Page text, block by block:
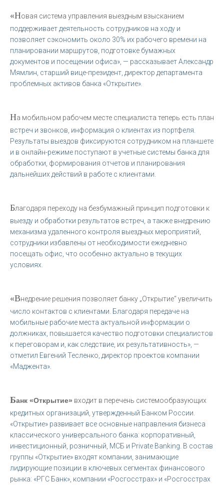
«Новая система управления выездным взысканием
поддерживает деятельность сотрудников на ходу и
позволяет сэкономить около 30% их рабочего времени на
планировании маршрутов, подготовке бумажных
документов и посещении офиса», — рассказывает Александр
Мямлин, старший вице-президент, директор департамента
проблемных активов банка «Открытие».
На мобильном рабочем месте специалиста теперь есть план
встреч и звонков, информация о клиентах из портфеля.
Результаты выездов фиксируются сотрудником на планшете
и в онлайн-режиме поступают в учетные системы банка для
обработки, формирования отчетов и планирования
дальнейших действий в работе с клиентами.
Благодаря переходу на безбумажный принцип подготовки к
выезду и обработки результатов встреч, а также внедрению
механизма удаленного контроля выездных мероприятий,
сотрудники избавлены от необходимости ежедневно
посещать офис, что особенно актуально в текущих
условиях.
«Внедрение решения позволяет банку „Открытие“ увеличить
число контактов с клиентами. Благодаря передаче на
мобильные рабочие места актуальной информации о
должниках, повышается качество подготовки специалистов
к переговорам и, как следствие, их результативность», —
отметил Евгений Тесленко, директор проектов компании
«Маджента».
Банк «Открытие» входит в перечень системообразующих
кредитных организаций, утвержденный Банком России.
«Открытие» развивает все основные направления бизнеса
классического универсального банка: корпоративный,
инвестиционный, розничный, МСБ и Private Banking. В состав
группы «Открытие» входят компании, занимающие
лидирующие позиции в ключевых сегментах финансового
рынка: «РГС Банк», компании «Росгосстрах» и «Росгосстрах